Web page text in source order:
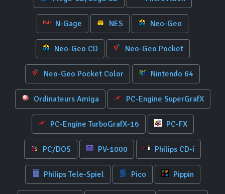
N-Gage NES Neo-Geo
Neo-Geo CD Neo-Geo Pocket
Neo-Geo Pocket Color Nintendo 64
Ordinateurs Amiga PC-Engine SuperGrafX
PC-Engine TurboGrafX-16 PC-FX
PC/DOS PV-1000 Philips CD-i
Philips Tele-Spiel Pico Pippin